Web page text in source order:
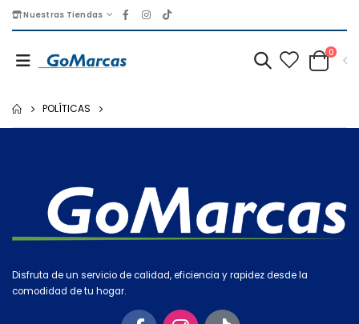
Nuestras Tiendas
0
POLÍTICAS
Disfruta de un servicio de calidad, eficiencia y rapidez desde la
comodidad de tu hogar.